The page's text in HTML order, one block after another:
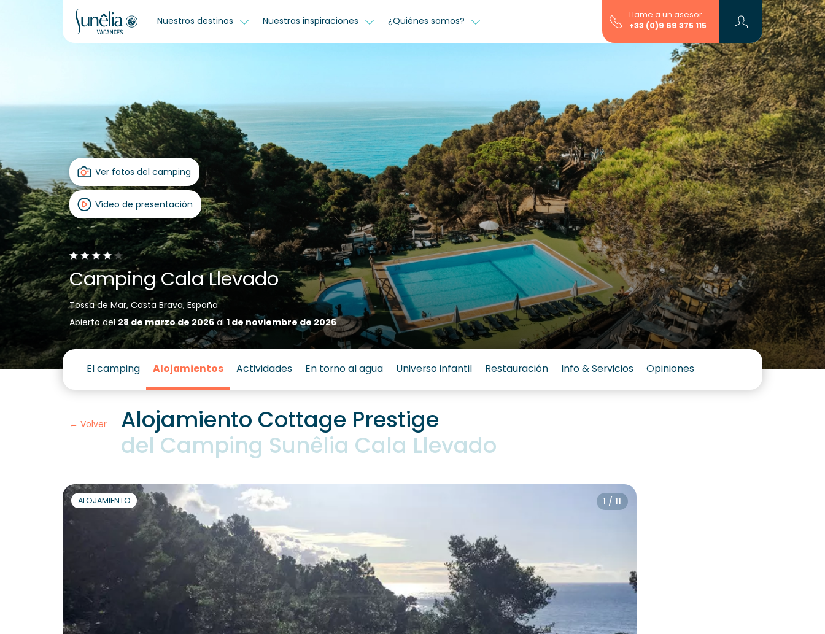
Nuestros destinos Nuestras inspiraciones ¿Quiénes somos?
Llame a un asesor
+33 (0)9 69 375 115
Ver fotos del camping
Vídeo de presentación
Camping Cala Llevado
Tossa de Mar, Costa Brava, España
Abierto del28 de marzo de 2026al 1 de noviembre de 2026
El camping Alojamientos Actividades En torno al agua Universo infantil Restauración Info & Servicios Opiniones
Volver
Alojamiento Cottage Prestige
del Camping Sunêlia Cala Llevado
1 / 11
ALOJAMIENTO